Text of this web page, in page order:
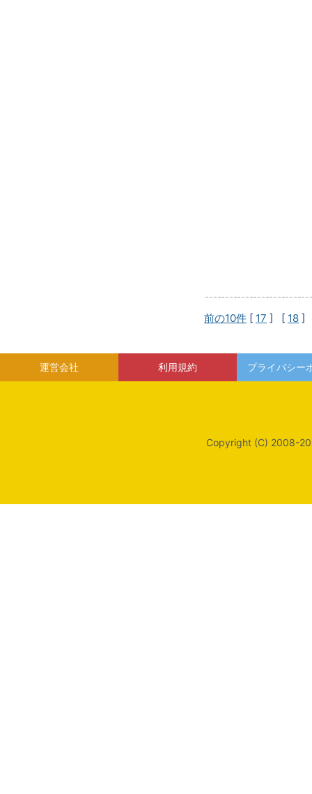
前の10件 [ 17 ] [ 18 ]
運営会社 利用規約 プライバシー
Copyright (C) 2008-